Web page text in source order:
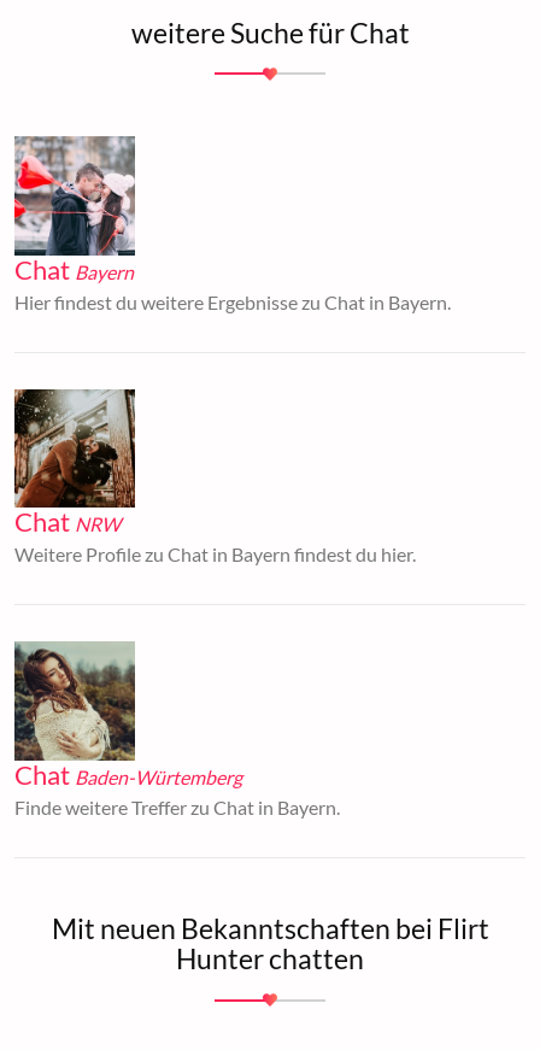
weitere Suche für Chat
Chat Bayern
Hier findest du weitere Ergebnisse zu Chat in Bayern.
Chat NRW
Weitere Profile zu Chat in Bayern findest du hier.
Chat Baden-Würtemberg
Finde weitere Treffer zu Chat in Bayern.
Mit neuen Bekanntschaften bei Flirt
Hunter chatten